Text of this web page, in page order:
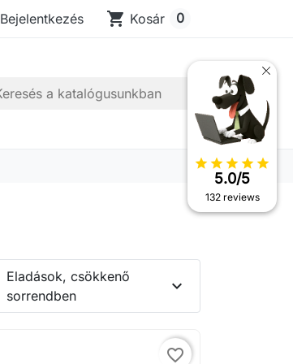
Bejelentkezés shopping_cart Kosár 0
Eladások, csökkenő
sorrendben
expand_more
favorite_border
star star star star star
5.0/5
132 reviews